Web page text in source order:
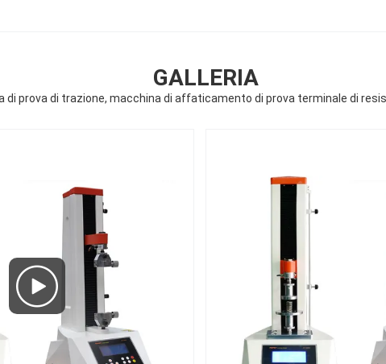
GALLERIA
di prova di trazione, macchina di affaticamento di prova terminale di